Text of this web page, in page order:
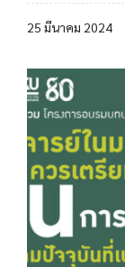
25 มีนาคม 2024